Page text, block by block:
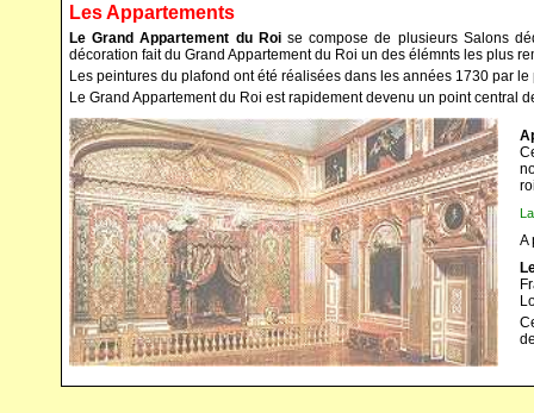
Les Appartements
Le Grand Appartement du Roise compose de plusieurs Salons
décoration fait du Grand Appartement du Roi un des élémnts les plus
Les peintures du plafond ont été réalisées dans les années 1730 par
Le Grand Appartement du Roi est rapidement devenu un point central
A